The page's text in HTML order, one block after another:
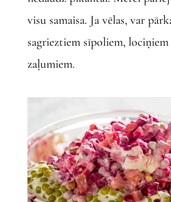
visu samaisa. Ja vēlas, var
sagrieztiem sīpoliem,
zaļumiem.